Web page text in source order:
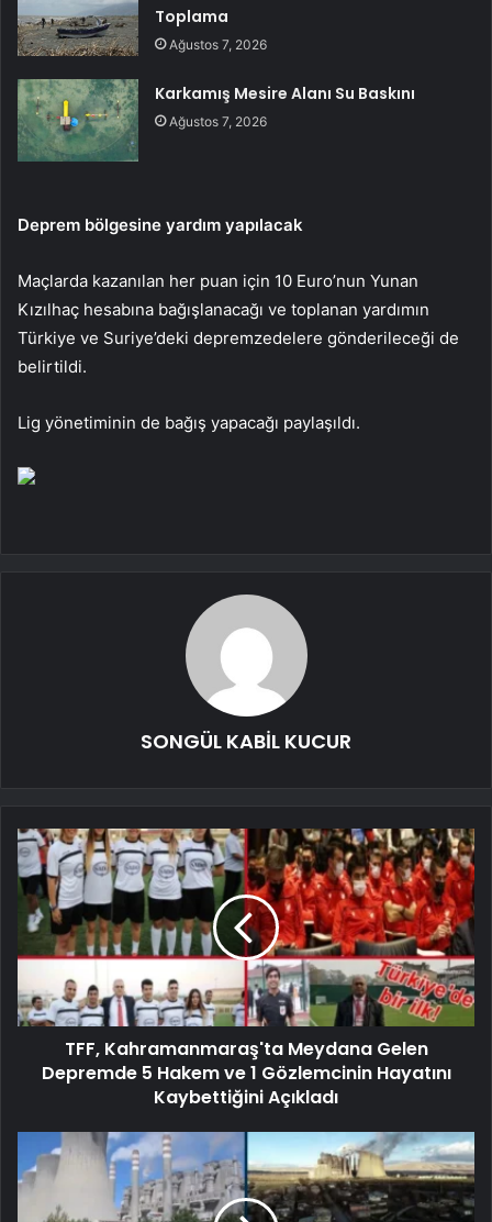
Toplama
Ağustos 7, 2026
Karkamış Mesire Alanı Su Baskını
Ağustos 7, 2026
Deprem bölgesine yardım yapılacak
Maçlarda kazanılan her puan için 10 Euro’nun Yunan
Kızılhaç hesabına bağışlanacağı ve toplanan yardımın
Türkiye ve Suriye’deki depremzedelere gönderileceği de
belirtildi.
Lig yönetiminin de bağış yapacağı paylaşıldı.
SONGÜL KABİL KUCUR
TFF, Kahramanmaraş'ta Meydana Gelen
Depremde 5 Hakem ve 1 Gözlemcinin Hayatını
Kaybettiğini Açıkladı